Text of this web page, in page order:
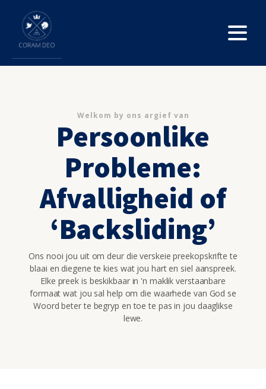
Welkom by ons argief van
Persoonlike
Probleme:
Afvalligheid of
‘Backsliding’
Ons nooi jou uit om deur die verskeie preekopskrifte te
blaai en diegene te kies wat jou hart en siel aanspreek.
Elke preek is beskikbaar in 'n maklik verstaanbare
formaat wat jou sal help om die waarhede van God se
Woord beter te begryp en toe te pas in jou daaglikse
lewe.